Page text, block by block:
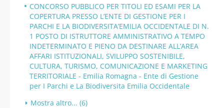
CONCORSO PUBBLICO PER TITOLI ED ESAMI PER LA
COPERTURA PRESSO L’ENTE DI GESTIONE PER I
PARCHI E LA BIODIVERSITA’EMILIA OCCIDENTALE DI N.
1 POSTO DI ISTRUTTORE AMMINISTRATIVO A TEMPO
INDETERMINATO E PIENO DA DESTINARE ALL’AREA
AFFARI ISTITUZIONALI, SVILUPPO SOSTENIBILE,
CULTURA, TURISMO, COMUNICAZIONE E MARKETING
TERRITORIALE - Emilia Romagna - Ente di Gestione
per I Parchi e La Biodiversita Emilia Occidentale
Mostra altro... (6)